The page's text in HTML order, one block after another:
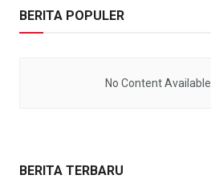
BERITA POPULER
No Content Available
BERITA TERBARU